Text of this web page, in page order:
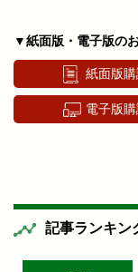
▼紙面版・電子版の
紙面版購
電子版購
記事ランキン